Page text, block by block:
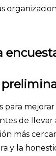
para mejorar
de llevar
más
y la